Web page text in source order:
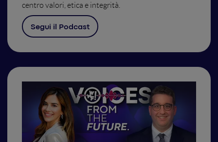
centro valori, etica e integrità.
Segui il Podcast